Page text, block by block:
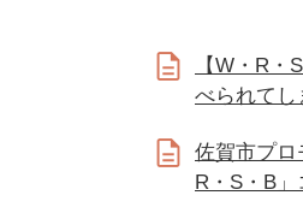
【W・R
べられてし
佐賀市プロ
R・S・B